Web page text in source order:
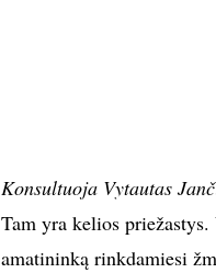
Konsultuoja Vytautas
Tam yra kelios
amatininką rinkdamiesi